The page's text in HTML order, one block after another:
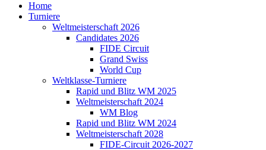
Home
Turniere
Weltmeisterschaft 2026
Candidates 2026
FIDE Circuit
Grand Swiss
World Cup
Weltklasse-Turniere
Rapid und Blitz WM 2025
Weltmeisterschaft 2024
WM Blog
Rapid und Blitz WM 2024
Weltmeisterschaft 2028
FIDE-Circuit 2026-2027